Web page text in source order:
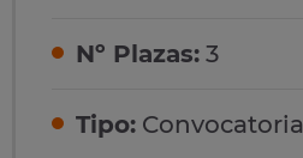
Nº Plazas: 3
Tipo: Convocatoria